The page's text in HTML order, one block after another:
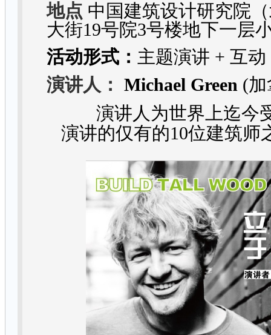
地点 中国建筑设计研究院
大街19号院3号楼地下一层
活动形式： 主题演讲 + 互动
演讲人： Michael Green (
演讲人为世界上迄今
演讲的仅有的10位建筑师